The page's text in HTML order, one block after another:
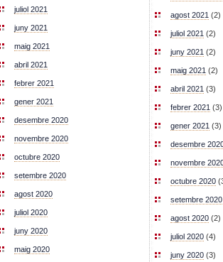
juliol 2021
juny 2021
maig 2021
abril 2021
febrer 2021
gener 2021
desembre 2020
novembre 2020
octubre 2020
setembre 2020
agost 2020
juliol 2020
juny 2020
maig 2020
agost 2021 (2)
juliol 2021 (2)
juny 2021 (2)
maig 2021 (2)
abril 2021 (3)
febrer 2021 (3)
gener 2021 (3)
desembre
novembre
octubre 2020
setembre 2020
agost 2020 (2)
juliol 2020 (4)
juny 2020 (3)